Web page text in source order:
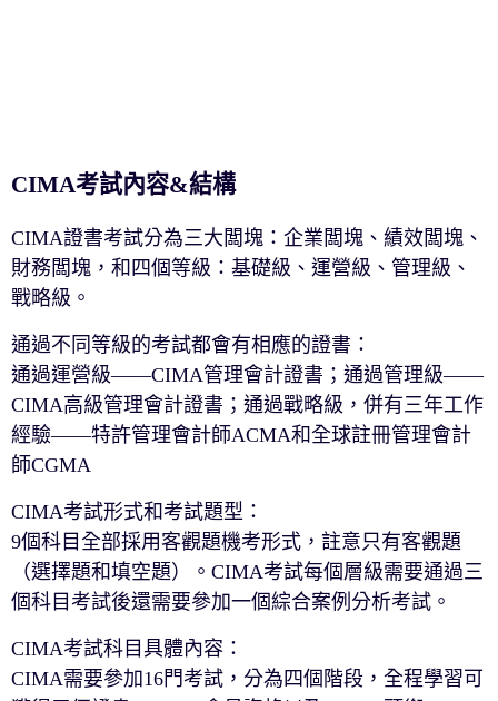
CIMA考試內容&結構
CIMA證書考試分為三大闆塊：企業闆塊、績效闆塊、
財務闆塊，和四個等級：基礎級、運營級、管理級、
戰略級。
通過不同等級的考試都會有相應的證書：
通過運營級——CIMA管理會計證書；通過管理級——
CIMA高級管理會計證書；通過戰略級，併有三年工作
經驗——特許管理會計師ACMA和全球註冊管理會計
師CGMA
CIMA考試形式和考試題型：
9個科目全部採用客觀題機考形式，註意只有客觀題
（選擇題和填空題）。CIMA考試每個層級需要通過三
個科目考試後還需要參加一個綜合案例分析考試。
CIMA考試科目具體內容：
CIMA需要參加16門考試，分為四個階段，全程學習可